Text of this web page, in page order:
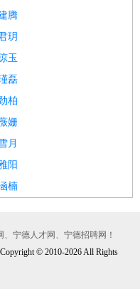
腾
玥
玉
磊
柏
姗
月
阳
楠
宁德人才网、宁德招聘网！
Copyright © 2010-2026 All Rights